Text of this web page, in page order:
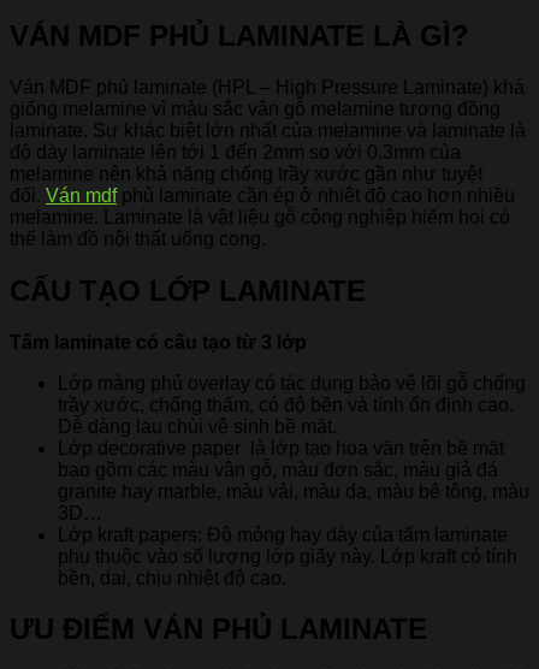
VÁN MDF PHỦ LAMINATE LÀ GÌ?
​Ván MDF phủ laminate (HPL – High Pressure Laminate) khá
giống melamine vì màu sắc vân gỗ melamine tương đồng
laminate. Sự khác biệt lớn nhất của melamine và laminate là
độ dày laminate lên tới 1 đến 2mm so với 0.3mm của
melamine nên khả năng chống trầy xước gần như tuyệt
đối. Ván mdfphủ laminate cần ép ở nhiệt độ cao hơn nhiều
melamine. Laminate là vật liệu gỗ công nghiệp hiếm hoi có
thể làm đồ nội thất uống cong.
CẤU TẠO LỚP LAMINATE
Tấm laminate có cấu tạo từ 3 lớp
Lớp màng phủ overlay có tác dụng bảo vệ lõi gỗ chống
trầy xước, chống thấm, có độ bền và tính ổn định cao.
Dễ dàng lau chùi vệ sinh bề mặt.
Lớp decorative paper là lớp tạo hoa văn trên bề mặt
bao gồm các màu vân gỗ, màu đơn sắc, màu giả đá
granite hay marble, màu vải, màu da, màu bê tông, màu
3D…
Lớp kraft papers: Độ mỏng hay dày của tấm laminate
phụ thuộc vào số lượng lớp giấy này. Lớp kraft có tính
bền, dai, chịu nhiệt độ cao.
ƯU ĐIỂM VÁN PHỦ LAMINATE